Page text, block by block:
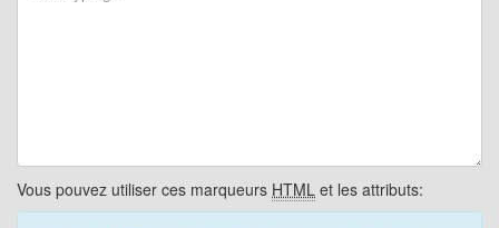
Vous pouvez utiliser ces marqueurs HTML et les attributs: